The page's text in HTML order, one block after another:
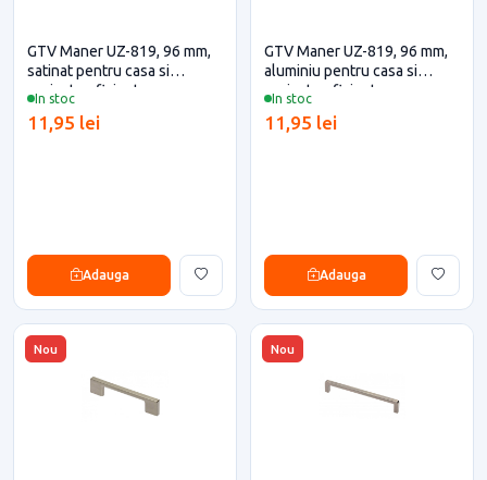
In stoc
GTV Maner UZ-819, 96 mm,
satinat pentru casa si
proiecte eficiente
11,95 lei
Adauga
In stoc
GTV Maner UZ-819, 96 mm,
aluminiu pentru casa si
proiecte eficiente
11,95 lei
Adauga
Nou Nou